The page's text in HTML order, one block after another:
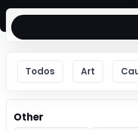
Todos Art
Other